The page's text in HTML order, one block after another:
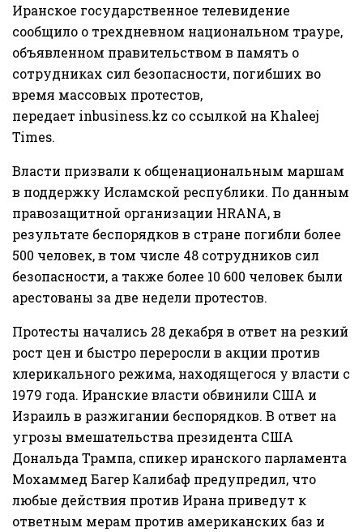
Иранское государственное телевидение
сообщило о трехдневном национальном трауре,
объявленном правительством в память о
сотрудниках сил безопасности, погибших во
время массовых протестов,
передает inbusiness.kz со ссылкой на Khaleej
Times.
Власти призвали к общенациональным маршам
в поддержку Исламской республики. По данным
правозащитной организации HRANA, в
результате беспорядков в стране погибли более
500 человек, в том числе 48 сотрудников сил
безопасности, а также более 10 600 человек были
арестованы за две недели протестов.
Протесты начались 28 декабря в ответ на резкий
рост цен и быстро переросли в акции против
клерикального режима, находящегося у власти с
1979 года. Иранские власти обвинили США и
Израиль в разжигании беспорядков. В ответ на
угрозы вмешательства президента США
Дональда Трампа, спикер иранского парламента
Мохаммед Багер Калибаф предупредил, что
любые действия против Ирана приведут к
ответным мерам против американских баз и